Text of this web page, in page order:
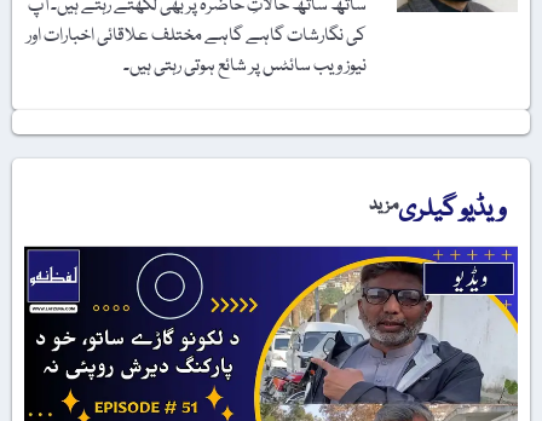
ساتھ ساتھ حالاتِ حاضرہ پر بھی لکھتے رہتے ہیں۔ آپ
کی نگارشات گاہے گاہے مختلف علاقائی اخبارات اور
نیوز ویب سائٹس پر شائع ہوتی رہتی ہیں۔
ویڈیو گیلریمزید